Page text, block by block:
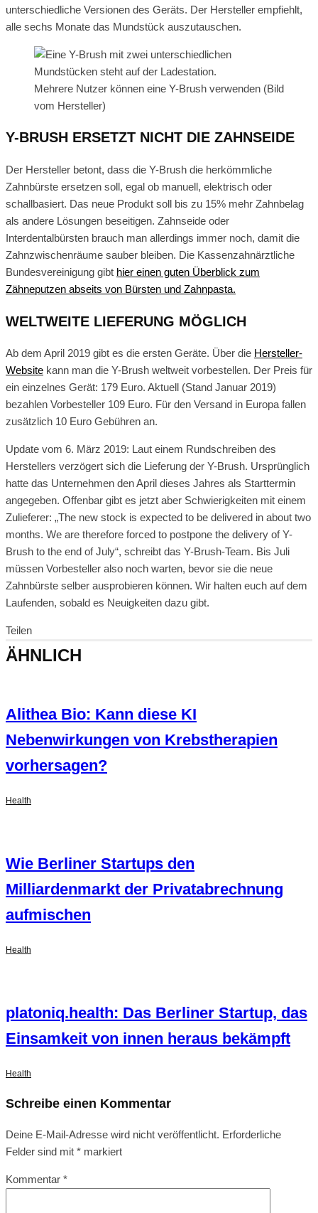
unterschiedliche Versionen des Geräts. Der Hersteller empfiehlt,
alle sechs Monate das Mundstück auszutauschen.
Mehrere Nutzer können eine Y-Brush verwenden (Bild
vom Hersteller)
Y-BRUSH ERSETZT NICHT DIE ZAHNSEIDE
Der Hersteller betont, dass die Y-Brush die herkömmliche
Zahnbürste ersetzen soll, egal ob manuell, elektrisch oder
schallbasiert. Das neue Produkt soll bis zu 15% mehr Zahnbelag
als andere Lösungen beseitigen. Zahnseide oder
Interdentalbürsten brauch man allerdings immer noch, damit die
Zahnzwischenräume sauber bleiben. Die Kassenzahnärztliche
Bundesvereinigung gibt hier einen guten Überblick zum
Zähneputzen abseits von Bürsten und Zahnpasta.
WELTWEITE LIEFERUNG MÖGLICH
Ab dem April 2019 gibt es die ersten Geräte. Über die Hersteller-
Website kann man die Y-Brush weltweit vorbestellen. Der Preis für
ein einzelnes Gerät: 179 Euro. Aktuell (Stand Januar 2019)
bezahlen Vorbesteller 109 Euro. Für den Versand in Europa fallen
zusätzlich 10 Euro Gebühren an.
Update vom 6. März 2019: Laut einem Rundschreiben des
Herstellers verzögert sich die Lieferung der Y-Brush. Ursprünglich
hatte das Unternehmen den April dieses Jahres als Starttermin
angegeben. Offenbar gibt es jetzt aber Schwierigkeiten mit einem
Zulieferer: „The new stock is expected to be delivered in about two
months. We are therefore forced to postpone the delivery of Y-
Brush to the end of July“, schreibt das Y-Brush-Team. Bis Juli
müssen Vorbesteller also noch warten, bevor sie die neue
Zahnbürste selber ausprobieren können. Wir halten euch auf dem
Laufenden, sobald es Neuigkeiten dazu gibt.
Teilen
ÄHNLICH
Alithea Bio: Kann diese KI
Nebenwirkungen von Krebstherapien
vorhersagen?
Health
Wie Berliner Startups den
Milliardenmarkt der Privatabrechnung
aufmischen
Health
platoniq.health: Das Berliner Startup, das
Einsamkeit von innen heraus bekämpft
Health
Schreibe einen Kommentar
Deine E-Mail-Adresse wird nicht veröffentlicht. Erforderliche
Felder sind mit * markiert
Kommentar *